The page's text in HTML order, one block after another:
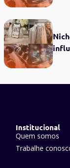
Institucional
Quem somos
Trabalhe